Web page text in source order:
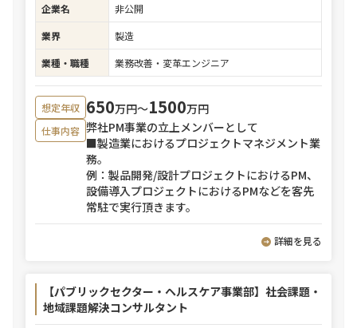
企業名
非公開
業界
製造
業種・職種
業務改善・変革エンジニア
想定年収 650万円〜1500万円
仕事内容 弊社PM事業の立上メンバーとして
■製造業におけるプロジェクトマネジメント業
務。
例：製品開発/設計プロジェクトにおけるPM、
設備導入プロジェクトにおけるPMなどを客先
常駐で実行頂きます。
詳細を見る
【パブリックセクター・ヘルスケア事業部】社会課題・
地域課題解決コンサルタント